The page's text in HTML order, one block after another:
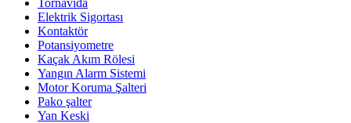
Elektrik Sigortası
Kontaktör
Potansiyometre
Kaçak Akım Rölesi
Yangın Alarm Sistemi
Motor Koruma Şalteri
Pako şalter
Yan Keski